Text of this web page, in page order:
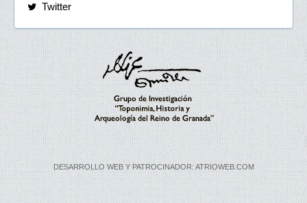
Twitter
DESARROLLO WEB Y PATROCINADOR: ATRIOWEB.COM